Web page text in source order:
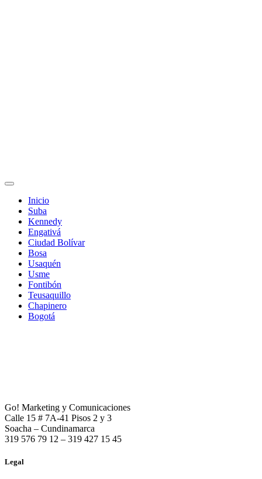
Inicio
Suba
Kennedy
Engativá
Ciudad Bolívar
Bosa
Usaquén
Usme
Fontibón
Teusaquillo
Chapinero
Bogotá
Go! Marketing y Comunicaciones
Calle 15 # 7A-41 Pisos 2 y 3
Soacha – Cundinamarca
319 576 79 12 – 319 427 15 45
Legal